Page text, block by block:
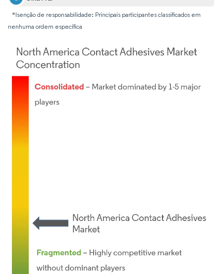
*Isenção de responsabilidade: Principais participantes classificados em
nenhuma ordem específica